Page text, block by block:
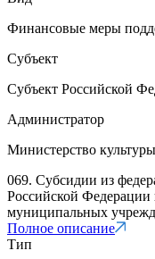
Финансовые меры
Субъект
Субъект Российской
Администратор
Министерство культуры
069. Субсидии из
Российской
муниципальных
Полное описание
Тип